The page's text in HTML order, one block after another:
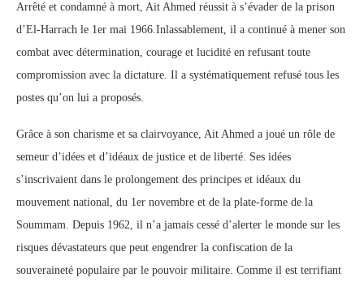
Arrêté et condamné à mort, Ait Ahmed réussit à s’évader de la prison
d’El-Harrach le 1er mai 1966.Inlassablement, il a continué à mener son
combat avec détermination, courage et lucidité en refusant toute
compromission avec la dictature. Il a systématiquement refusé tous les
postes qu’on lui a proposés.
Grâce à son charisme et sa clairvoyance, Ait Ahmed a joué un rôle de
semeur d’idées et d’idéaux de justice et de liberté. Ses idées
s’inscrivaient dans le prolongement des principes et idéaux du
mouvement national, du 1er novembre et de la plate-forme de la
Soummam. Depuis 1962, il n’a jamais cessé d’alerter le monde sur les
risques dévastateurs que peut engendrer la confiscation de la
souveraineté populaire par le pouvoir militaire. Comme il est terrifiant